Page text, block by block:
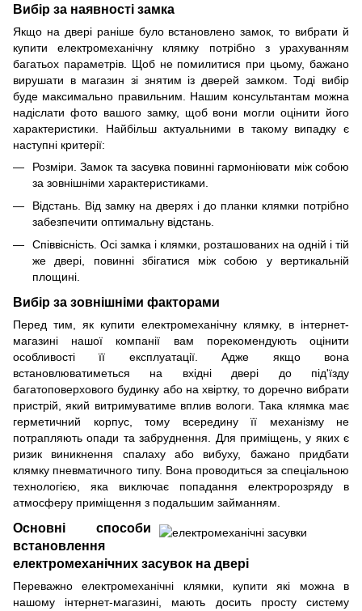
Вибір за наявності замка
Якщо на двері раніше було встановлено замок, то вибрати й
купити електромеханічну клямку потрібно з урахуванням
багатьох параметрів. Щоб не помилитися при цьому, бажано
вирушати в магазин зі знятим із дверей замком. Тоді вибір
буде максимально правильним. Нашим консультантам можна
надіслати фото вашого замку, щоб вони могли оцінити його
характеристики. Найбільш актуальними в такому випадку є
наступні критерії:
Розміри. Замок та засувка повинні гармоніювати між собою
за зовнішніми характеристиками.
Відстань. Від замку на дверях і до планки клямки потрібно
забезпечити оптимальну відстань.
Співвісність. Осі замка і клямки, розташованих на одній і тій
же двері, повинні збігатися між собою у вертикальній
площині.
Вибір за зовнішніми факторами
Перед тим, як купити електромеханічну клямку, в інтернет-
магазині нашої компанії вам порекомендують оцінити
особливості її експлуатації. Адже якщо вона
встановлюватиметься на вхідні двері до під'їзду
багатоповерхового будинку або на хвіртку, то доречно вибрати
пристрій, який витримуватиме вплив вологи. Така клямка має
герметичний корпус, тому всередину її механізму не
потрапляють опади та забруднення. Для приміщень, у яких є
ризик виникнення спалаху або вибуху, бажано придбати
клямку пневматичного типу. Вона проводиться за спеціальною
технологією, яка виключає попадання електророзряду в
атмосферу приміщення з подальшим займанням.
Основні способи
встановлення
електромеханічних засувок на двері
Переважно електромеханічні клямки, купити які можна в
нашому інтернет-магазині, мають досить просту систему